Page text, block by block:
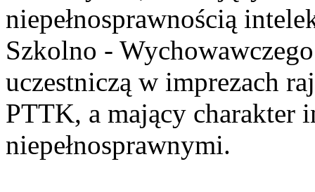
niepełnosprawnością
Szkolno -
uczestniczą w imprezach
PTTK, a mający charakter
niepełnosprawnymi.